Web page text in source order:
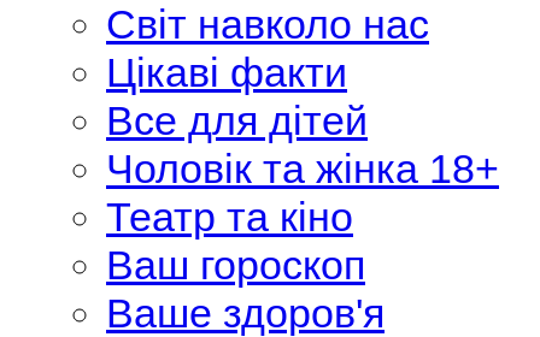
Світ навколо нас
Цікаві факти
Все для дітей
Чоловік та жінка 18+
Театр та кіно
Ваш гороскоп
Ваше здоров'я